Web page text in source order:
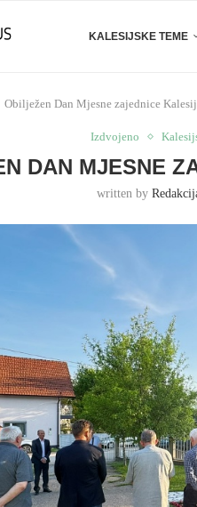
KALESIJSKE TEME
Obilježen Dan Mjesne zajednice
Izdvojeno
DAN MJESNE
written by